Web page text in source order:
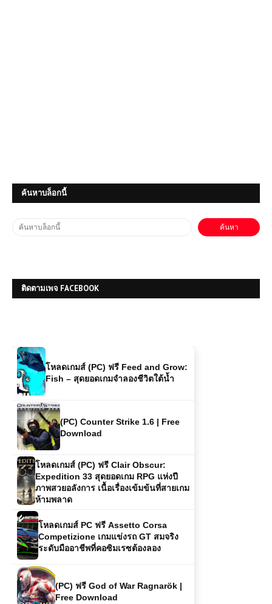
ค้นหาบล็อกนี้
ติดตามเพจ FACEBOOK
(PC) One Piece Pirate Warriors 3
| Free Download
Creed Unity | Free Download
(PC) Counter Strike 1.6 | Free
โหลดเกมส์ (PC) ฟรี Clair Obscur:
Expedition 33 สุดยอดเกม RPG แห่งปี
ภาพสวยอลังการ เนื้อเรื่องเข้มข้นที่สายเกม
ห้ามพลาด
โหลดเกมส์ PC ฟรี Assetto Corsa
Competizione เกมแข่งรถ GT สมจริง
ระดับมืออาชีพที่คอซิมเรซต้องลอง
(PC) ฟรี God of War Ragnarök |
โหลดเกมส์ (PC) ฟรี Hello Neighbor 2